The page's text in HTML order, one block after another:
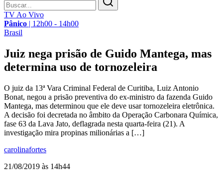
TV Ao Vivo
Pânico | 12h00 - 14h00
Brasil
Juiz nega prisão de Guido Mantega, mas
determina uso de tornozeleira
O juiz da 13ª Vara Criminal Federal de Curitiba, Luiz Antonio
Bonat, negou a prisão preventiva do ex-ministro da fazenda Guido
Mantega, mas determinou que ele deve usar tornozeleira eletrônica.
A decisão foi decretada no âmbito da Operação Carbonara Química,
fase 63 da Lava Jato, deflagrada nesta quarta-feira (21). A
investigação mira propinas milionárias a […]
carolinafortes
21/08/2019 às 14h44